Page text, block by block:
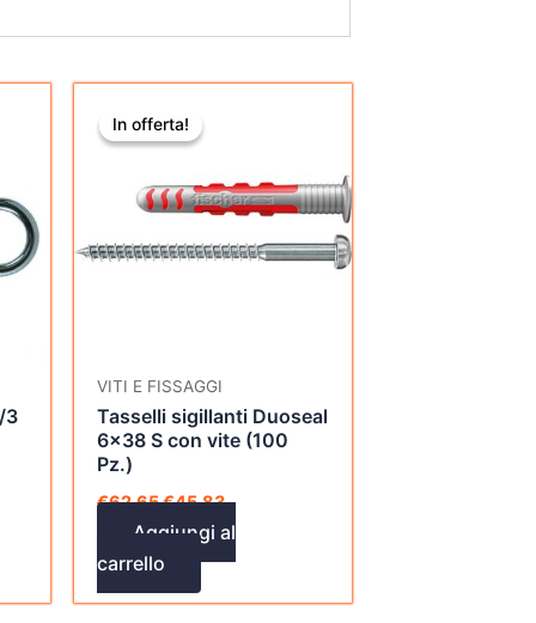
3
In offerta!
In offerta!
VITI E FISSAGGI
Tasselli sigillanti Duoseal
6×38 S con vite (100
Pz.)
€62,65
prezzo
originale
€62,65.
€45,83
€45,83.
Aggiungi al
carrello